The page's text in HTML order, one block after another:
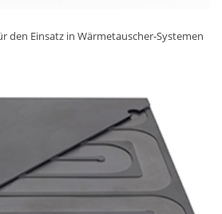
den Einsatz in Wärmetauscher-Systemen